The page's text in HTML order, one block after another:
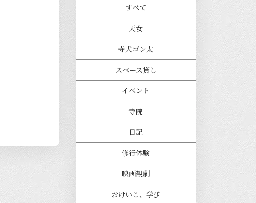
すべて
天女
寺犬ゴン太
スペース貸し
イベント
寺院
日記
修行体験
映画観劇
おけいこ、学び